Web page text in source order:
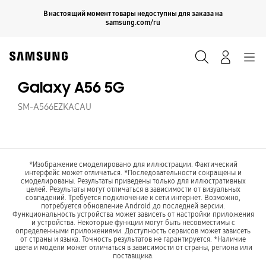
В настоящий момент товары недоступны для заказа на
samsung.com/ru
Продолжить
Galaxy A56 5G
SM-A566EZKACAU
*Изображение смоделировано для иллюстрации. Фактический
интерфейс может отличаться. *Последовательности сокращены и
смоделированы. Результаты приведены только для иллюстративных
целей. Результаты могут отличаться в зависимости от визуальных
совпадений. Требуется подключение к сети интернет. Возможно,
потребуется обновление Android до последней версии.
Функциональность устройства может зависеть от настройки приложения
и устройства. Некоторые функции могут быть несовместимы с
определенными приложениями. Доступность сервисов может зависеть
от страны и языка. Точность результатов не гарантируется. *Наличие
цвета и модели может отличаться в зависимости от страны, региона или
поставщика.